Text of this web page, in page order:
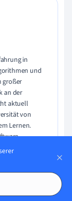
in
und
großer
an der
aktuell
von
Lernen.
Vision,